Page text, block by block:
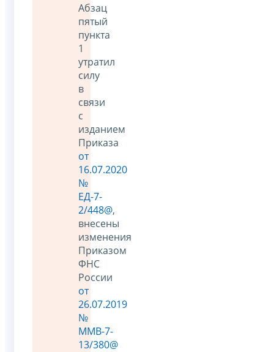
Абзац
пятый
пункта
1
утратил
силу
в
связи
с
изданием
Приказа
от
16.07.2020
№
ЕД-7-
2/448@,
внесены
изменения
Приказом
ФНС
России
от
26.07.2019
№
ММВ-7-
13/380@